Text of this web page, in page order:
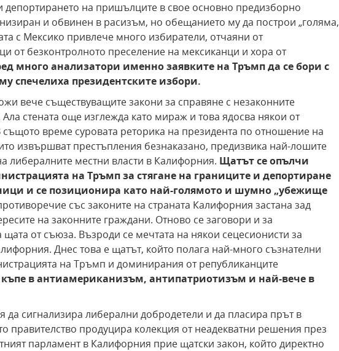
депортирането на пришълците в свое основно предизборно
и обвинен в расизъм, но обещанието му да построи „голяма,
с Мексико привлече много избиратели, отчаяни от
от безконтролното преселение на мексиканци и хора от
много анализатори именнозаявките на Тръмп да се бори с
спечелиха президентските избори.
вече съществуващите закони за справяне с незаконните
стената още изглежда като мираж и това ядосва някои от
време суровата реторика на президента по отношение на
извършват престъпления безнаказано, предизвика най-лошите
либералните местни власти в Калифорния. Щатътсе опълчи
на Тръмпза стягане на границите и депортиране
и се позиционира като най-голямото и шумно „убежище
със законите на страната Калифорния застана зад
на законните граждани. Отново се заговори и за
щата от съюза. Възроди се мечтата на някои сецесионисти за
Днес това е щатът, който полага най-много съзнателни
на Тръмп и доминирания от републиканците
къпе в антиамериканизъм, антипатриотизъм и най-вече в
сигнализира либерални добродетели и да пласира прът в
правителство продуцира колекция от неадекватни решения през
парламент в Калифорния прие щатски закон, който директно